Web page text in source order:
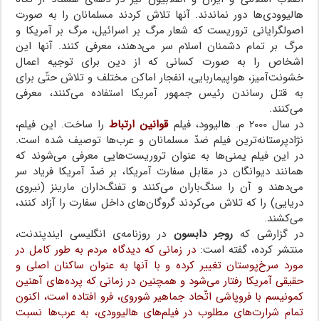
هالیوودی‌ها دور نماندند. آنها تلاش کردند مسلمانان را به صورت
اصولگرایانی تروریست که شعار مرگ بر اسرائیل، مرگ بر آمریکا و
مرگ بر تمام دشمنان اسلام سر می‌دهند، معرفی کنند. آنها این
اشخاص را به صورت کسانی که از دین برای توجیه اعمال
خشونت‌آمیز، هواپیماربایی، انفجار اماکن مختلف و تلاش حتّی برای
به قتل رساندن رئیس جمهور آمریکا استفاده می‌کنند، معرفی
می‌کنند.
در سال ۲۰۰۰ م. هالیوود، فیلم
قوانین ارتباطرا ساخت. این فیلم،
نژادپرستانه‌ترین فیلم ضدّ مسلمانان و عرب‌ها توصیف شده است.
در این فیلم یمنی‌ها به عنوان تروریست‌هایی معرفی می‌شوند که
همانند دیوانگان در مقابل سفارت آمریکا، بر ضدّ آمریکا فریاد سر
می‌دهند و آن را سنگ‌باران می‌کنند و تفنگ‌داران مارینز (نیروی
دریایی) را که تلاش می‌کردند گروگان‌های داخل سفارت را آزاد کنند،
می‌کشند.
در گزارشی کهروجر دابسون در روزنامه‌ی انگلیسی ایندپندنت،
منتشر کرده، گفته است:در زمانی که دیدگاه مردم به طور کامل در
مورد سرخ‌پوستان تغییر کرده و با آنها به عنوان ساکنان اصلی و
حقیقی آمریکا رفتار می‌شود و همچنین در زمانی که پرده‌های آهنین
کمونیسم با فروپاشی اتّحاد جماهیر شوروی، فرو افتاده است، اکنون
تمام شرارت‌های مطلوب در فیلم‌های هالیوودی، به عرب‌ها نسبت